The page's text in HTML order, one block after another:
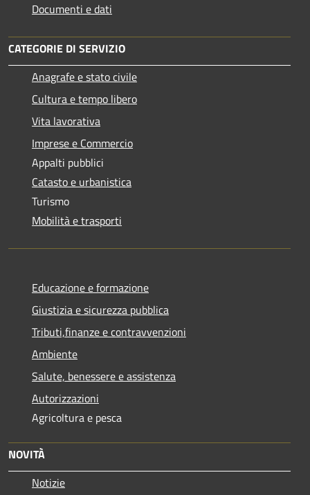
Documenti e dati
CATEGORIE DI SERVIZIO
Anagrafe e stato civile
Cultura e tempo libero
Vita lavorativa
Imprese e Commercio
Appalti pubblici
Catasto e urbanistica
Turismo
Mobilità e trasporti
Educazione e formazione
Giustizia e sicurezza pubblica
Tributi,finanze e contravvenzioni
Ambiente
Salute, benessere e assistenza
Autorizzazioni
Agricoltura e pesca
NOVITÀ
Notizie